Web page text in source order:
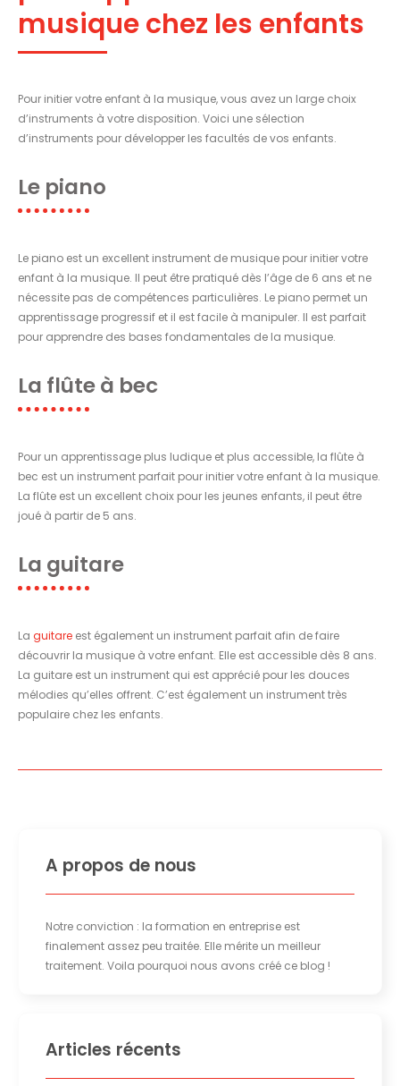
musique chez les enfants
Pour initier votre enfant à la musique, vous avez un large choix
d’instruments à votre disposition. Voici une sélection
d’instruments pour développer les facultés de vos enfants.
Le piano
Le piano est un excellent instrument de musique pour initier votre
enfant à la musique. Il peut être pratiqué dès l’âge de 6 ans et ne
nécessite pas de compétences particulières. Le piano permet un
apprentissage progressif et il est facile à manipuler. Il est parfait
pour apprendre des bases fondamentales de la musique.
La flûte à bec
Pour un apprentissage plus ludique et plus accessible, la flûte à
bec est un instrument parfait pour initier votre enfant à la musique.
La flûte est un excellent choix pour les jeunes enfants, il peut être
joué à partir de 5 ans.
La guitare
La guitare est également un instrument parfait afin de faire
découvrir la musique à votre enfant. Elle est accessible dès 8 ans.
La guitare est un instrument qui est apprécié pour les douces
mélodies qu’elles offrent. C’est également un instrument très
populaire chez les enfants.
A propos de nous
Notre conviction : la formation en entreprise est
finalement assez peu traitée. Elle mérite un meilleur
traitement. Voila pourquoi nous avons créé ce blog !
Articles récents